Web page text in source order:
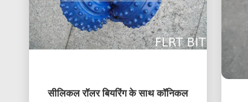
सीलिकल रॉलर बियरिंग के साथ कॉनिकल